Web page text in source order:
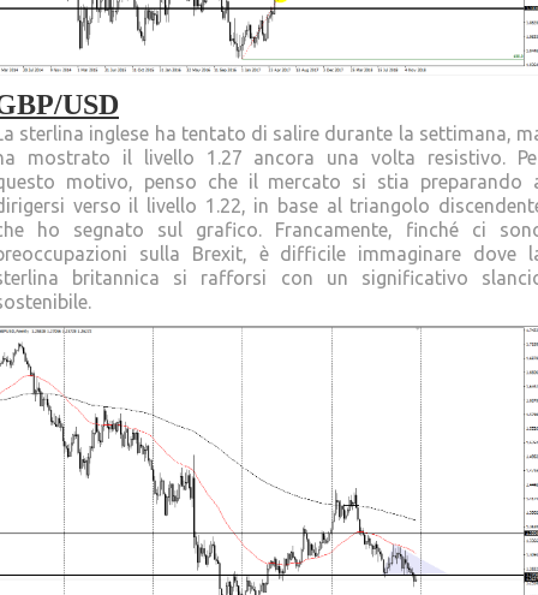
USD
sterlina inglese ha tentato di salire durante la settimana,
mostrato il livello 1.27 ancora una volta resistivo.
motivo, penso che il mercato si stia preparando
verso il livello 1.22, in base al triangolo
ho segnato sul grafico. Francamente, finché ci
sulla Brexit, è difficile immaginare dove
britannica si rafforsi con un significativo